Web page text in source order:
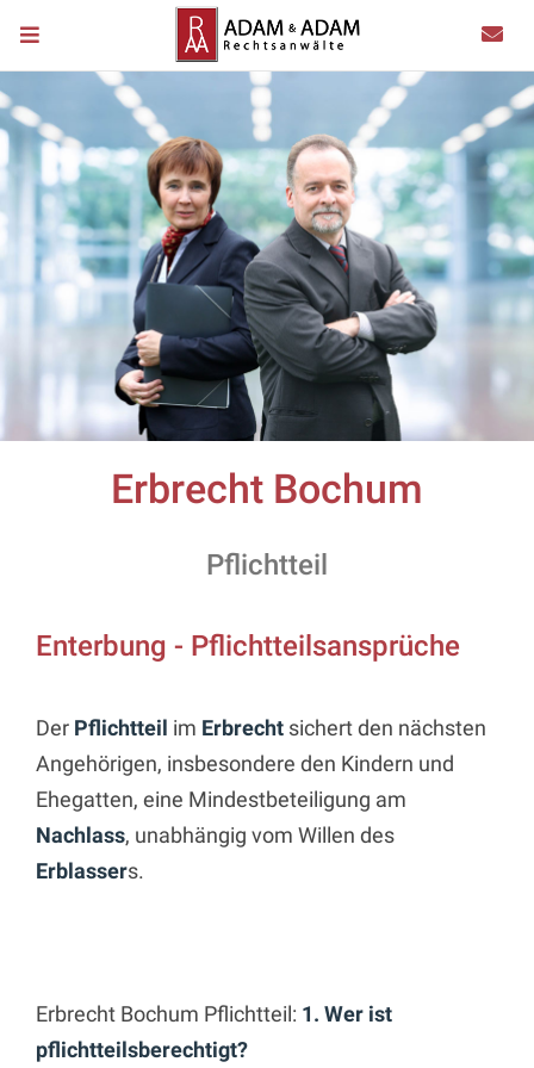
Erbrecht Bochum
Pflichtteil
Enterbung - Pflichtteilsansprüche
Der Pflichtteil im Erbrecht sichert den nächsten
Angehörigen, insbesondere den Kindern und
Ehegatten, eine Mindestbeteiligung am
Nachlass, unabhängig vom Willen des
Erblassers.
Erbrecht Bochum Pflichtteil: 1. Wer ist
pflichtteilsberechtigt?